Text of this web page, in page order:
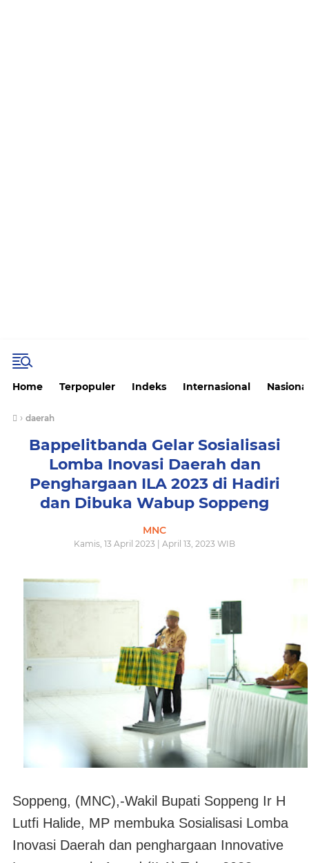
Home Terpopuler Indeks Internasional
› daerah
Bappelitbanda Gelar Sosialisasi
Lomba Inovasi Daerah dan
Penghargaan ILA 2023 di Hadiri
dan Dibuka Wabup Soppeng
MNC
Kamis, 13 April 2023 | April 13, 2023 WIB
Soppeng, (MNC),-Wakil Bupati Soppeng Ir H
Lutfi Halide, MP membuka Sosialisasi Lomba
Inovasi Daerah dan penghargaan Innovative